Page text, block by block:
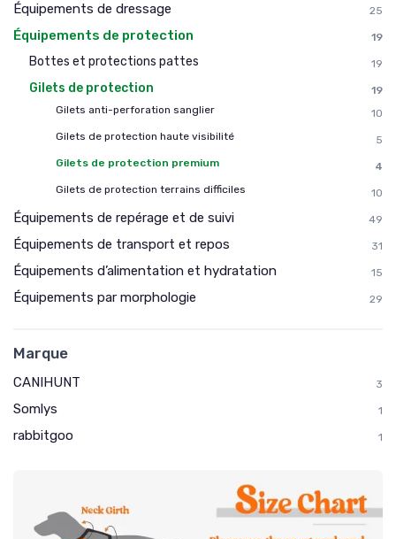
Équipements de dressage 25
Équipements de protection 19
Bottes et protections pattes 19
Gilets de protection
19
Gilets anti-perforation sanglier
10
Gilets de protection haute visibilité
5
Gilets de protection premium
4
Gilets de protection terrains difficiles
10
Équipements de repérage et de suivi 49
Équipements de transport et repos 31
Équipements d’alimentation et hydratation 15
Équipements par morphologie 29
Marque
CANIHUNT 3
Somlys 1
rabbitgoo 1